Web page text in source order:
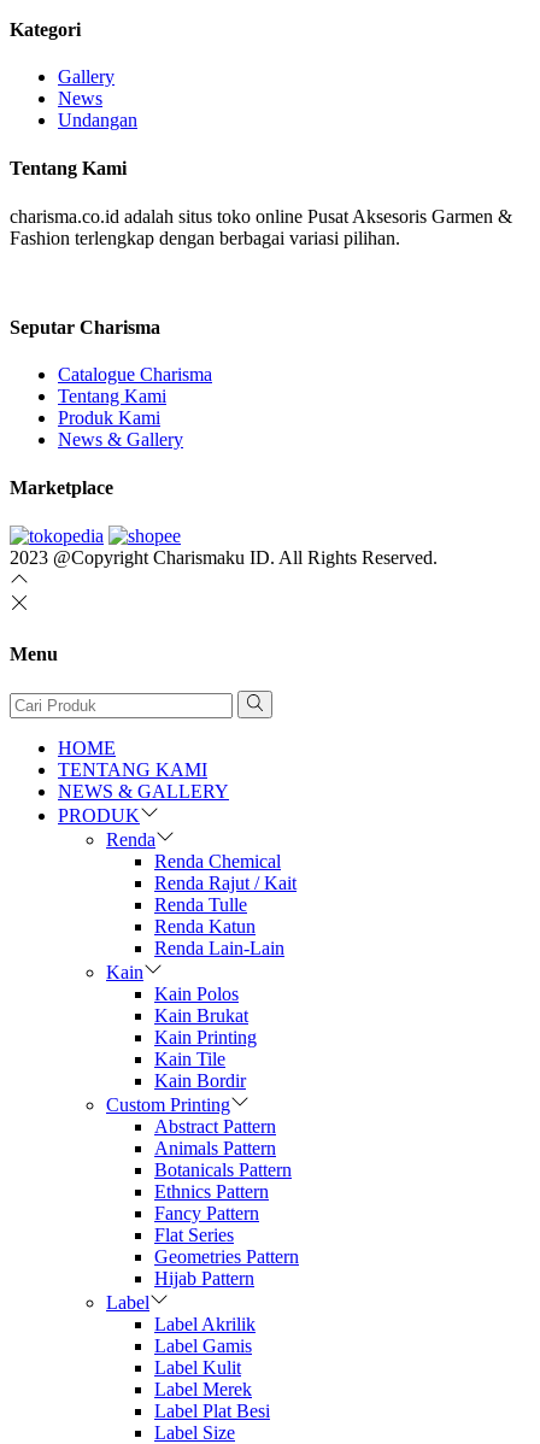
Kategori
Gallery
News
Undangan
Tentang Kami
charisma.co.id adalah situs toko online Pusat Aksesoris Garmen &
Fashion terlengkap dengan berbagai variasi pilihan.
Seputar Charisma
Catalogue Charisma
Tentang Kami
Produk Kami
News & Gallery
Marketplace
2023 @Copyright Charismaku ID. All Rights Reserved.
Menu
HOME
TENTANG KAMI
NEWS & GALLERY
PRODUK
Renda
Renda Chemical
Renda Rajut / Kait
Renda Tulle
Renda Katun
Renda Lain-Lain
Kain
Kain Polos
Kain Brukat
Kain Printing
Kain Tile
Kain Bordir
Custom Printing
Abstract Pattern
Animals Pattern
Botanicals Pattern
Ethnics Pattern
Fancy Pattern
Flat Series
Geometries Pattern
Hijab Pattern
Label
Label Akrilik
Label Gamis
Label Kulit
Label Merek
Label Plat Besi
Label Size